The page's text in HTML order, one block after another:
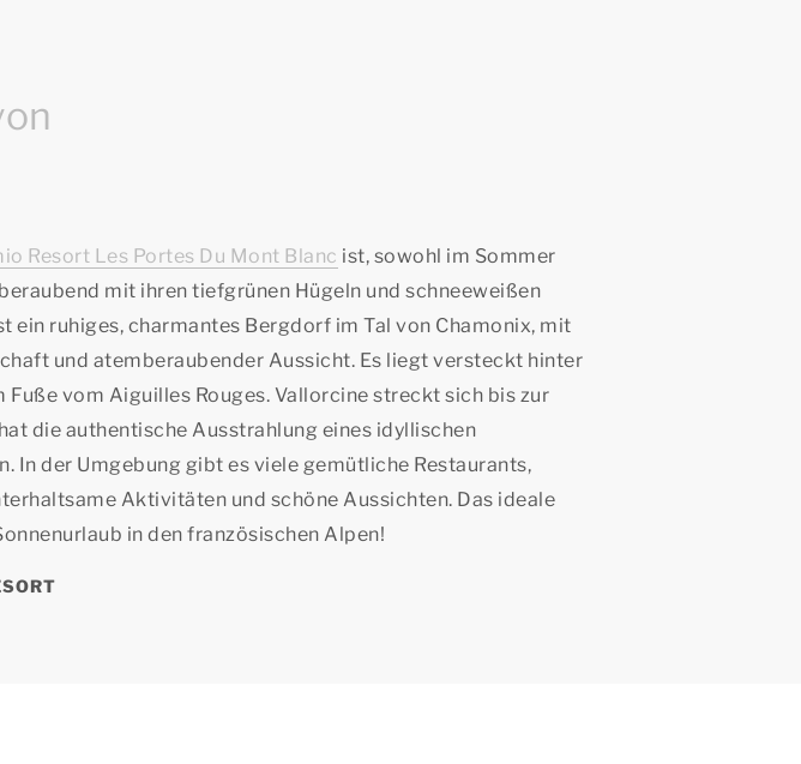
Resort Les Portes Du Mont Blanc ist, sowohl im Sommer
mit ihren tiefgrünen Hügeln und schneeweißen
ein ruhiges, charmantes Bergdorf im Tal von Chamonix, mit
und atemberaubender Aussicht. Es liegt versteckt hinter
Fuße vom Aiguilles Rouges. Vallorcine streckt sich bis zur
die authentische Ausstrahlung eines idyllischen
In der Umgebung gibt es viele gemütliche Restaurants,
Aktivitäten und schöne Aussichten. Das ideale
in den französischen Alpen!